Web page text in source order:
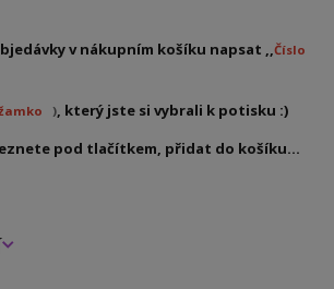
v nákupním košíku napsat ,,Číslo
), který jste si vybrali k potisku :)
pod tlačítkem, přidat do košíku...